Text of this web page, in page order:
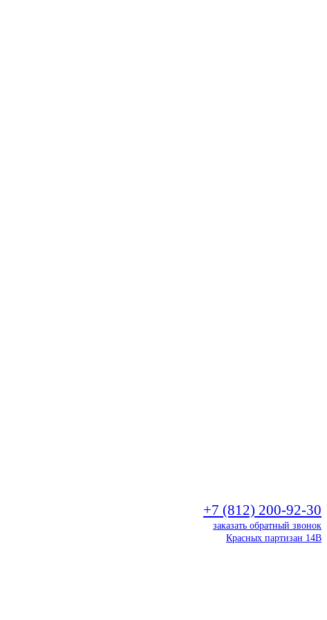
+7 (812) 200-92-30
заказать обратный звонок
Красных партизан 14В